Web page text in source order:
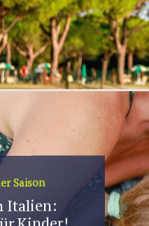
Saison
Italien:
Kinder!